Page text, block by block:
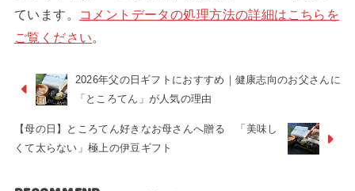
ています。
コメントデータの処理方法の詳細はこちらを
ご覧ください。
2026年父の日ギフトにおすすめ｜健康志向のお父さんに
「ところてん」が人気の理由
【母の日】ところてん好きなお母さんへ贈る 「美味し
くて太らない」極上の伊豆ギフト